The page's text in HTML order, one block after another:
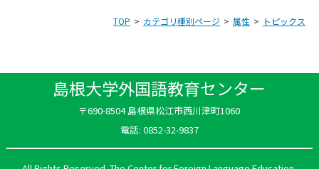
TOP カテゴリ種別ページ 属性 トピックス
島根大学外国語教育センター
〒690-8504 島根県松江市西川津町1060
電話: 0852-32-9837